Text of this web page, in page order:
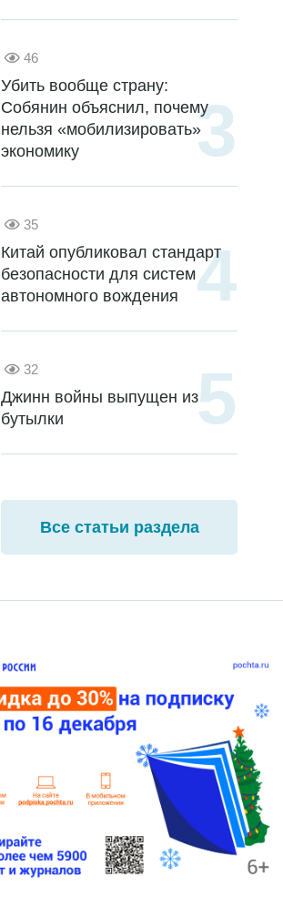
46
Убить вообще страну:
Собянин объяснил, почему
нельзя «мобилизировать»
экономику
35
Китай опубликовал стандарт
безопасности для систем
автономного вождения
32
Джинн войны выпущен из
бутылки
Все статьи раздела